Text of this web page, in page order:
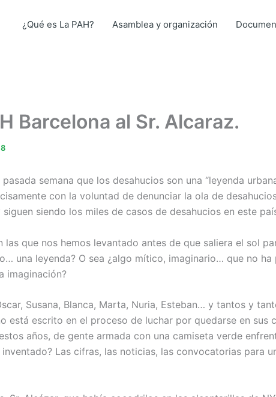
¿Qué es La PAH? Asamblea y organización
Barcelona al Sr. Alcaraz.
semana que los desahucios son una “leyenda
con la voluntad de denunciar la ola de
siendo los miles de casos de desahucios en este
las que nos hemos levantado antes de que saliera el sol
una leyenda? O sea ¿algo mítico, imaginario… que no
imaginación?
Susana, Blanca, Marta, Nuria, Esteban… y tantos y
está escrito en el proceso de luchar por quedarse en sus
años, de gente armada con una camiseta verde
inventado? Las cifras, las noticias, las convocatorias para